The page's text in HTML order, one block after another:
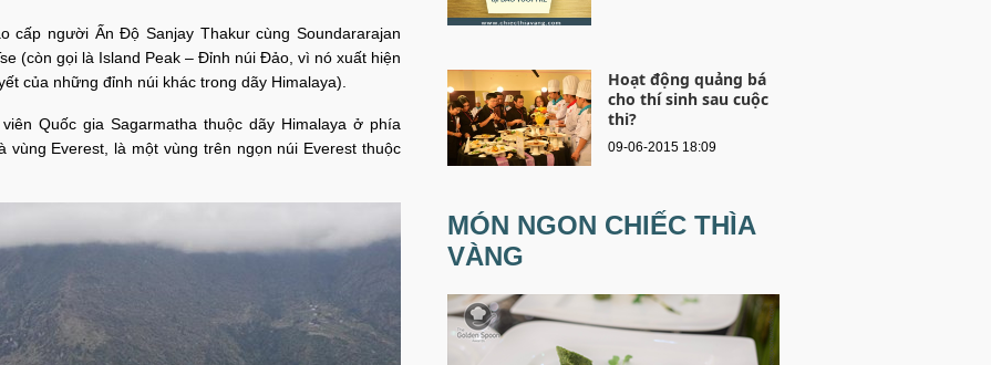
cấp người Ấn Độ Sanjay Thakur cùng Soundararajan
(còn gọi là Island Peak – Đỉnh núi Đảo, vì nó xuất hiện
của những đỉnh núi khác trong dãy Himalaya).
Quốc gia Sagarmatha thuộc dãy Himalaya ở phía
vùng Everest, là một vùng trên ngọn núi Everest thuộc
Hoạt động quảng bá
cho thí sinh sau cuộc
thi?
09-06-2015 18:09
MÓN NGON CHIẾC THÌA
VÀNG